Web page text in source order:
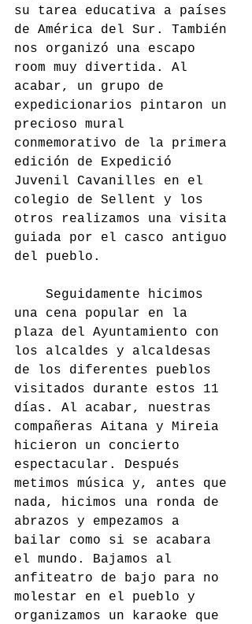
su tarea educativa a países
de América del Sur. También
nos organizó una escapo
room muy divertida. Al
acabar, un grupo de
expedicionarios pintaron un
precioso mural
conmemorativo de la primera
edición de Expedició
Juvenil Cavanilles en el
colegio de Sellent y los
otros realizamos una visita
guiada por el casco antiguo
del pueblo.
una cena popular en la
plaza del Ayuntamiento con
los alcaldes y alcaldesas
de los diferentes pueblos
visitados durante estos 11
días. Al acabar, nuestras
compañeras Aitana y Mireia
hicieron un concierto
espectacular. Después
metimos música y, antes que
nada, hicimos una ronda de
abrazos y empezamos a
bailar como si se acabara
el mundo. Bajamos al
anfiteatro de bajo para no
molestar en el pueblo y
organizamos un karaoke que